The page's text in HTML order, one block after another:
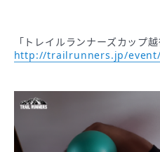
「トレイルランナーズカップ
http://trailrunners.jp/